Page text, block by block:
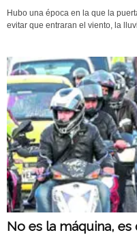
Hubo una época en la que la
evitar que entraran el viento, la
No es la máquina, es